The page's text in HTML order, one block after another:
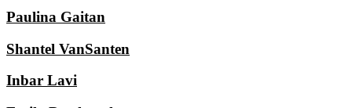
Paulina Gaitan
Shantel VanSanten
Inbar Lavi